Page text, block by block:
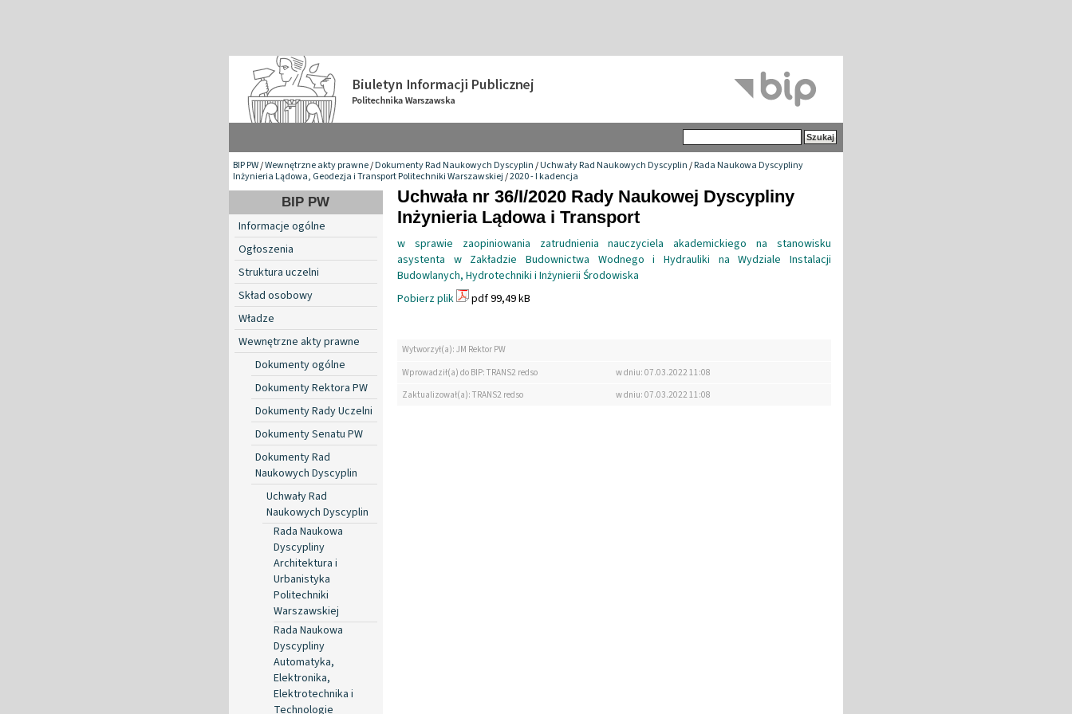
BIP PW/Wewnętrzne akty prawne/Dokumenty Rad Naukowych Dyscyplin/Uchwały Rad Naukowych Dyscyplin/Rada Naukowa Dyscypliny
Inżynieria Lądowa, Geodezja i Transport Politechniki Warszawskiej/2020 - I kadencja
BIP PW
Informacje ogólne
Ogłoszenia
Struktura uczelni
Skład osobowy
Władze
Wewnętrzne akty prawne
Dokumenty ogólne
Dokumenty Rektora PW
Dokumenty Rady Uczelni
Dokumenty Senatu PW
Dokumenty Rad
Naukowych Dyscyplin
Uchwały Rad
Naukowych Dyscyplin
Rada Naukowa
Dyscypliny
Architektura i
Urbanistyka
Politechniki
Warszawskiej
Rada Naukowa
Dyscypliny
Automatyka,
Elektronika,
Elektrotechnika i
Technologie
Uchwała nr 36/I/2020 Rady Naukowej Dyscypliny
Inżynieria Lądowa i Transport
w sprawie zaopiniowania zatrudnienia nauczyciela akademickiego na stanowisku
asystenta w Zakładzie Budownictwa Wodnego i Hydrauliki na Wydziale Instalacji
Budowlanych, Hydrotechniki i Inżynierii Środowiska
Pobierz plik
pdf 99,49 kB
Wytworzył(a): JM Rektor PW
Wprowadził(a) do BIP: TRANS2 redso
w dniu: 07.03.2022 11:08
Zaktualizował(a): TRANS2 redso
w dniu: 07.03.2022 11:08